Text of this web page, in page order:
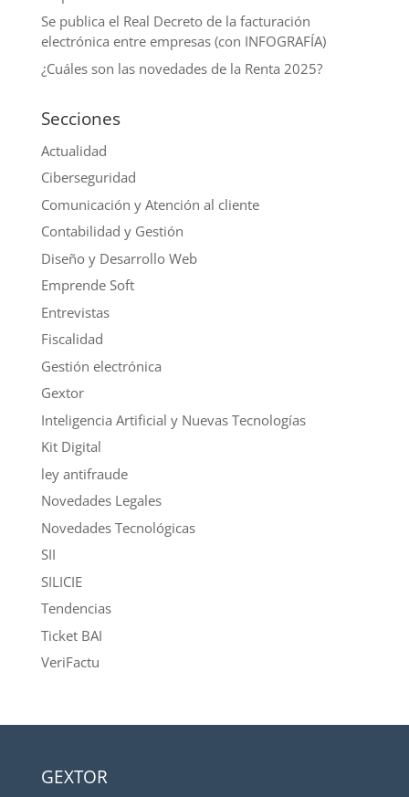
Se publica el Real Decreto de la facturación
electrónica entre empresas (con INFOGRAFÍA)
¿Cuáles son las novedades de la Renta 2025?
Secciones
Actualidad
Ciberseguridad
Comunicación y Atención al cliente
Contabilidad y Gestión
Diseño y Desarrollo Web
Emprende Soft
Entrevistas
Fiscalidad
Gestión electrónica
Gextor
Inteligencia Artificial y Nuevas Tecnologías
Kit Digital
ley antifraude
Novedades Legales
Novedades Tecnológicas
SII
SILICIE
Tendencias
Ticket BAI
VeriFactu
GEXTOR